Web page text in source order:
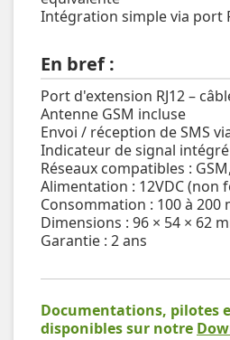
Intégration simple via port
En bref :
Port d'extension RJ12 –
Antenne GSM incluse
Envoi / réception de SMS
Indicateur de signal intégré
Réseaux compatibles :
Alimentation : 12VDC (non
Consommation : 100 à 200
Dimensions : 96 × 54 × 62
Garantie : 2 ans
Documentations, pilotes
disponibles sur notre